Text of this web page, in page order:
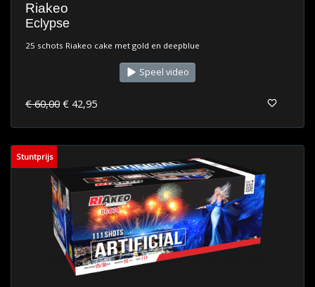
Riakeo
Eclypse
25 schots Riakeo cake met gold en deepblue
Speel video
€ 60,00 € 42,95
Stuntprijs